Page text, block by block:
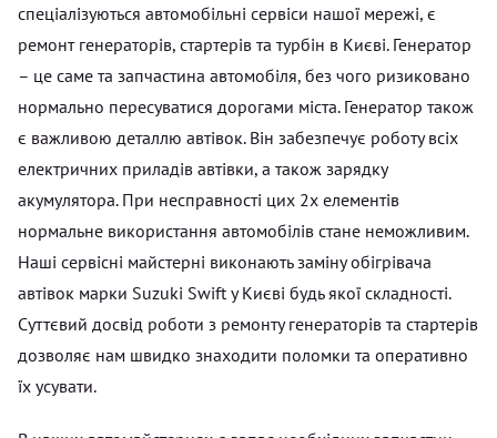
спеціалізуються автомобільні сервіси нашої мережі, є
ремонт генераторів, стартерів та турбін в Києві. Генератор
– це саме та запчастина автомобіля, без чого ризиковано
нормально пересуватися дорогами міста. Генератор також
є важливою деталлю автівок. Він забезпечує роботу всіх
електричних приладів автівки, а також зарядку
акумулятора. При несправності цих 2х елементів
нормальне використання автомобілів стане неможливим.
Наші сервісні майстерні виконають заміну обігрівача
автівок марки Suzuki Swift у Києві будь якої складності.
Суттєвий досвід роботи з ремонту генераторів та стартерів
дозволяє нам швидко знаходити поломки та оперативно
їх усувати.